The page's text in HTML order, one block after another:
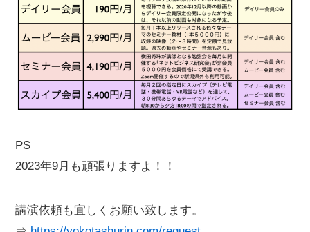
PS
2023年9月も頑張りますよ！！
講演依頼も宜しくお願い致します。